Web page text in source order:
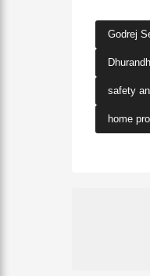
Godrej
safety
home